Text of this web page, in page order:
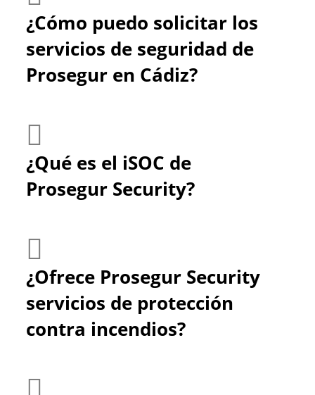
¿Cómo puedo solicitar los
servicios de seguridad de
Prosegur en Cádiz?
¿Qué es el iSOC de
Prosegur Security?
¿Ofrece Prosegur Security
servicios de protección
contra incendios?